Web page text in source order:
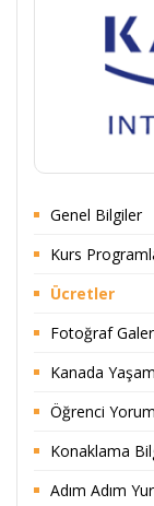
Genel Bilgiler
Kurs
Ücretler
Fotoğraf
Kanada
Öğrenci
Konaklama
Adım Adım